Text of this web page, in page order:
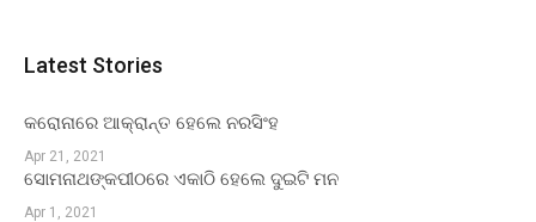
Latest Stories
କରୋନାରେ ଆକ୍ରାନ୍ତ ହେଲେ ନରସିଂହ
Apr 21, 2021
ସୋମନାଥଙ୍କପୀଠରେ ଏକାଠି ହେଲେ ଦୁଇଟି ମନ
Apr 1, 2021